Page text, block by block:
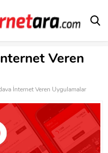
Veren
İnternet Veren Uygulamalar